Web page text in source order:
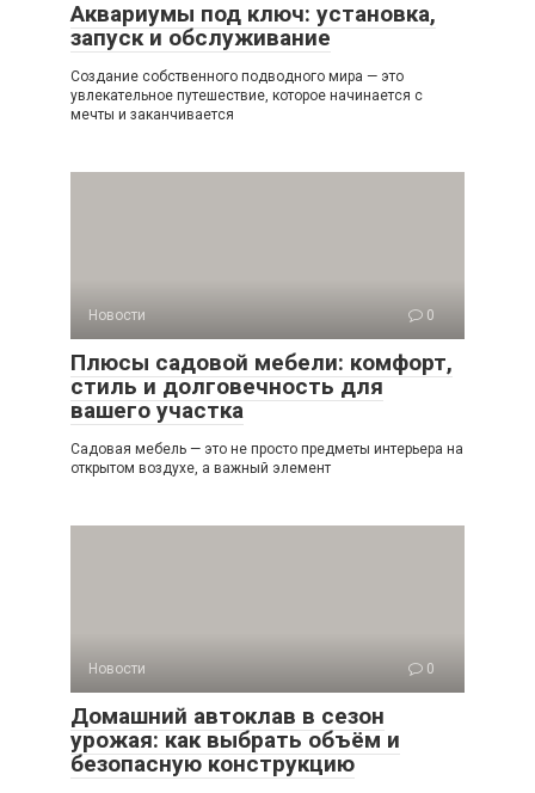
Аквариумы под ключ: установка,
запуск и обслуживание
Создание собственного подводного мира — это
увлекательное путешествие, которое начинается с
мечты и заканчивается
Новости 0
Плюсы садовой мебели: комфорт,
стиль и долговечность для
вашего участка
Садовая мебель — это не просто предметы интерьера на
открытом воздухе, а важный элемент
Новости 0
Домашний автоклав в сезон
урожая: как выбрать объём и
безопасную конструкцию